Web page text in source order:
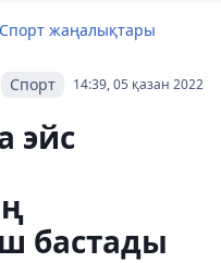
Спорт жаңалықтары
14:39, 05 қазан 2022
Спорт
эйс
бастады